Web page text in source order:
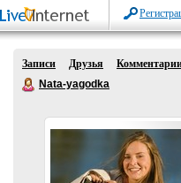
Записи Друзья
Nata-yagodka